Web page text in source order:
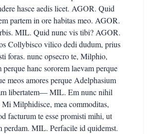
hasce aedis licet. AGOR. Quid
partem in ore habitas meo. AGOR.
MIL. Quid nunc vis tibi? AGOR.
Collybisco vilico dedi dudum, prius
foras. nunc opsecro te, Milphio,
perque hanc sororem laevam perque
meos amores perque Adelphasium
libertatem— MIL. Em nunc nihil
Milphidisce, mea commoditas,
facturum te esse promisti mihi, ut
perdam. MIL. Perfacile id quidemst.